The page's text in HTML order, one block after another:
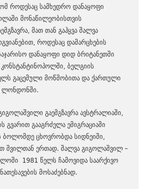
როდესაც სამხედრო დანაყოფი
მონაწილეობისთვის
მათ თან გაჰყვა შალვა
როდესაც დამარცხების
დანაყოფი დიდ ბრიტანეთში
ბელგიის
გაცემული მოწმობითა და ქართული
ლონდონში.
გაემგზავრა ავსტრალიაში,
გვარით გააგრძელა ემიგრაციაში
ცხოვრობდა სიდნეიში,
შვილთან ერთად. შალვა გიგოლაშვილ –
1981 წელს ჩამოვიდა საარქივო
მოსაძებნად.